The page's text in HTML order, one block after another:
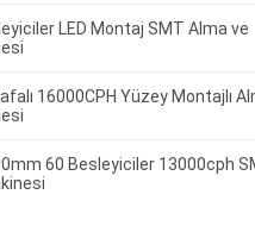
LED Montaj SMT Alma ve
16000CPH Yüzey Montajlı
60 Besleyiciler 13000cph